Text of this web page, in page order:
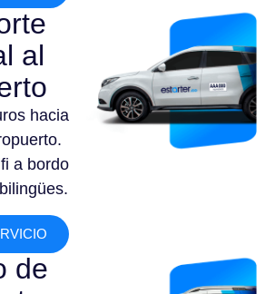
al
hacia
a bordo
de